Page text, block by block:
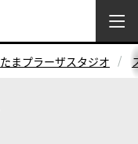
たまプラーザスタジオ